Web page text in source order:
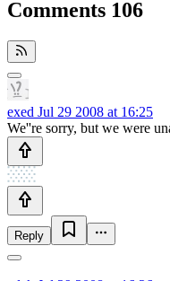
Comments 106
exed Jul 29 2008 at 16:25
We''re sorry, but we were
Reply